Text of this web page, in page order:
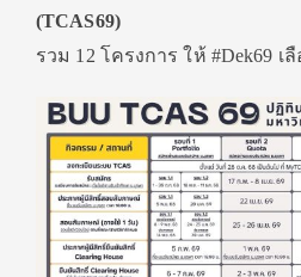
(TCAS69)
รวม 12 โครงการ ให้ #Dek69 เ